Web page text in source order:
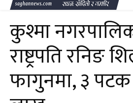
कुश्मा
राष्ट्रपति रनिङ
फागुनमा, ३